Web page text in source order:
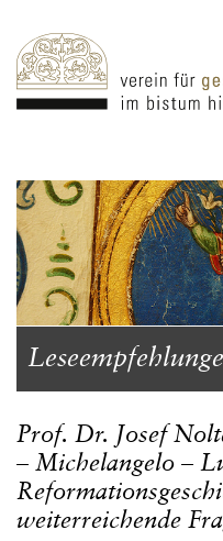
Prof. Dr. Josef
– Michelangelo –
weiterreichende